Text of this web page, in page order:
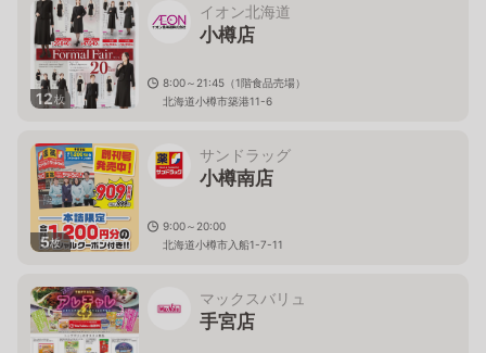
12枚
イオン北海道
小樽店
8:00～21:45（1階食品売場）
北海道小樽市築港11-6
5枚
サンドラッグ
小樽南店
9:00～20:00
北海道小樽市入船1-7-11
マックスバリュ
手宮店